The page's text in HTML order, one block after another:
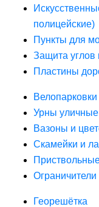
полицейские)
Пункты для
Защита углов
Пластины
Велопарковки
Урны уличные
Вазоны и
Скамейки и
Ограничители
Георешётка